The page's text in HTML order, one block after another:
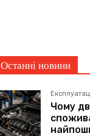
Останні новини
Чому